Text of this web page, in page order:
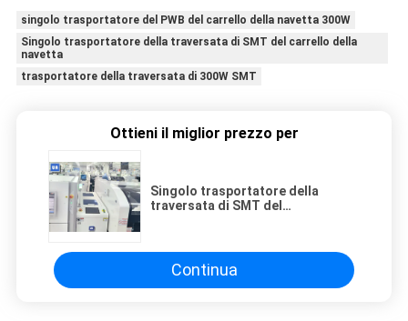
singolo trasportatore del PWB del carrello della navetta 300W
Singolo trasportatore della traversata di SMT del carrello della
navetta
trasportatore della traversata di 300W SMT
Ottieni il miglior prezzo per
Singolo trasportatore della
traversata di SMT del
Continua